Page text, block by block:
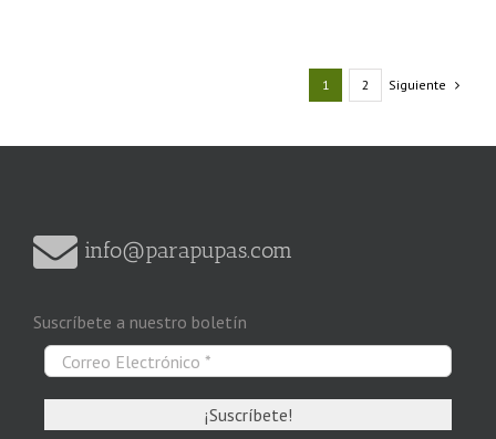
1 2 Siguiente
info@parapupas.com
Suscríbete a nuestro boletín